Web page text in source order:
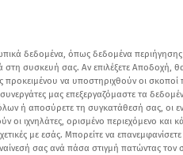
δεδομένα, όπως δεδομένα
συσκευή σας. Αν επιλέξετε Αποδοχή,
να υποστηριχθούν οι σκοποί
μας επεξεργαζόμαστε τα
ή αποσύρετε τη συγκατάθεσή σας, οι
οι ιχνηλάτες, ορισμένο περιεχόμενο και
με εσάς. Μπορείτε να
σας ανά πάσα στιγμή πατώντας τον